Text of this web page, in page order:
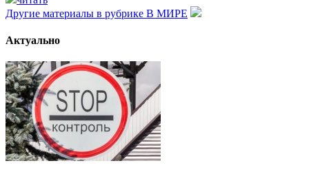
Другие материалы в рубрике В МИРЕ
Актуально